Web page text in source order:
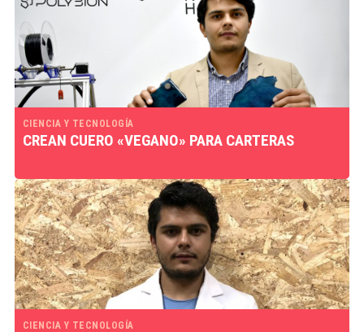
CIENCIA Y TECNOLOGÍA
CREAN CUERO «VEGANO» PARA CARTERAS
CIENCIA Y TECNOLOGÍA